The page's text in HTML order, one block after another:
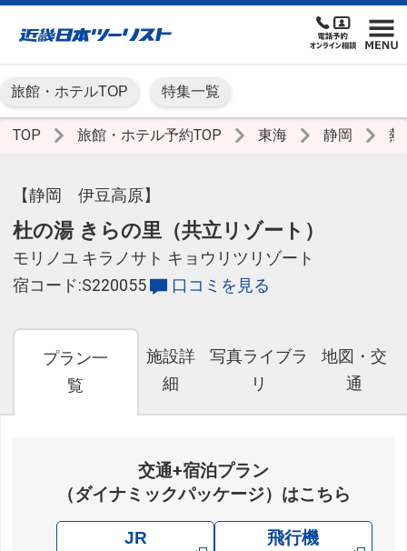
旅館・ホテルTOP 特集一覧
TOP 旅館・ホテル予約TOP 東海 静岡
【静岡 伊豆高原】
杜の湯 きらの里（共立リゾート）
モリノユ キラノサト キョウリツリゾート
宿コード:S220055
口コミを見る
プラン一
覧
施設詳
細
写真ライブラ
リ
地図・交
通
交通+宿泊プラン
（ダイナミックパッケージ）はこちら
JR
飛行機